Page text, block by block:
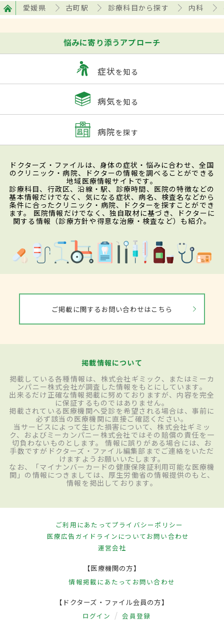
愛媛県 古町駅 診療科目から探す 内科
悩みに寄り添うアプローチ
症状を知る
病気を知る
病院を探す
ドクターズ・ファイルは、身体の症状・悩みに合わせ、全国
のクリニック・病院、ドクターの情報を調べることができる
地域医療情報サイトです。
診療科目、行政区、沿線・駅、診療時間、医院の特徴などの
基本情報だけでなく、気になる症状、病名、検査名などから
条件に合ったクリニック・病院、ドクターを探すことができ
ます。 医院情報だけでなく、独自取材に基づき、ドクターに
関する情報（診療方針や得意な治療・検査など）も紹介。
ご掲載に関するお問い合わせはこちら
掲載情報について
掲載している各種情報は、株式会社ギミック、またはミーカ
ンパニー株式会社が調査した情報をもとにしています。
出来るだけ正確な情報掲載に努めておりますが、内容を完全
に保証するものではありません。
掲載されている医療機関へ受診を希望される場合は、事前に
必ず該当の医療機関に直接ご確認ください。
当サービスによって生じた損害について、株式会社ギミッ
ク、およびミーカンパニー株式会社ではその賠償の責任を一
切負わないものとします。 情報に誤りがある場合には、お
手数ですがドクターズ・ファイル編集部までご連絡をいただ
けますようお願いいたします。
なお、「マイナンバーカードの健康保険証利用可能な医療機
関」の情報につきましては、厚生労働省の情報提供のもと、
情報を掲出しております。
ご利用にあたってプライバシーポリシー
医療広告ガイドラインについてお問い合わせ
運営会社
【医療機関の方】
情報掲載にあたって お問い合わせ
【ドクターズ・ファイル会員の方】
ログイン 会員登録